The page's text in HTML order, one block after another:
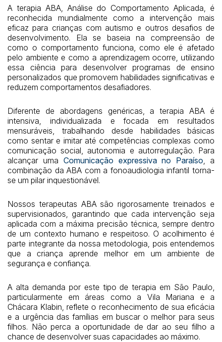
A terapia ABA, Análise do Comportamento Aplicada, é
reconhecida mundialmente como a intervenção mais
eficaz para crianças com autismo e outros desafios de
desenvolvimento. Ela se baseia na compreensão de
como o comportamento funciona, como ele é afetado
pelo ambiente e como a aprendizagem ocorre, utilizando
essa ciência para desenvolver programas de ensino
personalizados que promovem habilidades significativas e
reduzem comportamentos desafiadores.
Diferente de abordagens genéricas, a terapia ABA é
intensiva, individualizada e focada em resultados
mensuráveis, trabalhando desde habilidades básicas
como sentar e imitar até competências complexas como
comunicação social, autonomia e autorregulação. Para
alcançar uma Comunicação expressiva no Paraíso , a
combinação da ABA com a fonoaudiologia infantil torna-
se um pilar inquestionável.
Nossos terapeutas ABA são rigorosamente treinados e
supervisionados, garantindo que cada intervenção seja
aplicada com a máxima precisão técnica, sempre dentro
de um contexto humano e respeitoso. O acolhimento é
parte integrante da nossa metodologia, pois entendemos
que a criança aprende melhor em um ambiente de
segurança e confiança.
A alta demanda por este tipo de terapia em São Paulo,
particularmente em áreas como a Vila Mariana e a
Chácara Klabin, reflete o reconhecimento de sua eficácia
e a urgência das famílias em buscar o melhor para seus
filhos. Não perca a oportunidade de dar ao seu filho a
chance de desenvolver suas capacidades ao máximo.